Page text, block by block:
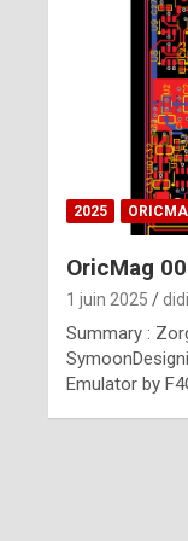
2025
OricMag
1 juin 2025
Summary :
Emulator by